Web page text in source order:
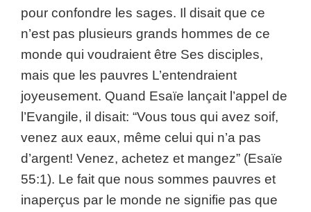
pour confondre les sages. Il disait que ce
n’est pas plusieurs grands hommes de ce
monde qui voudraient être Ses disciples,
mais que les pauvres L’entendraient
joyeusement. Quand Esaïe lançait l’appel de
l’Evangile, il disait: “Vous tous qui avez soif,
venez aux eaux, même celui qui n’a pas
d’argent! Venez, achetez et mangez” (Esaïe
55:1). Le fait que nous sommes pauvres et
inaperçus par le monde ne signifie pas que